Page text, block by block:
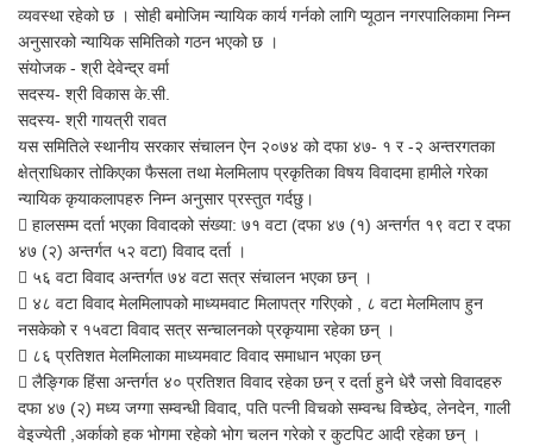
व्यवस्था रहेको छ । सोही बमोजिम न्यायिक कार्य गर्नको लागि प्यूठान नगरपालिकामा निम्न
अनुसारको न्यायिक समितिको गठन भएको छ ।
संयोजक - श्री देवेन्द्र वर्मा
सदस्य- श्री विकास के.सी.
सदस्य- श्री गायत्री रावत
यस समितिले स्थानीय सरकार संचालन ऐन २०७४ को दफा ४७- १ र -२ अन्तरगतका
क्षेत्राधिकार तोकिएका फैसला तथा मेलमिलाप प्रकृतिका विषय विवादमा हामीले गरेका
न्यायिक कृयाकलापहरु निम्न अनुसार प्रस्तुत गर्दछु।
 हालसम्म दर्ता भएका विवादको संख्या: ७१ वटा (दफा ४७ (१) अन्तर्गत १९ वटा र दफा
४७ (२) अन्तर्गत ५२ वटा) विवाद दर्ता ।
 ५६ वटा विवाद अन्तर्गत ७४ वटा सत्र संचालन भएका छन् ।
 ४८ वटा विवाद मेलमिलापको माध्यमवाट मिलापत्र गरिएको , ८ वटा मेलमिलाप हुन
नसकेको र १५वटा विवाद सत्र सन्चालनको प्रकृयामा रहेका छन् ।
 ८६ प्रतिशत मेलमिलाका माध्यमवाट विवाद समाधान भएका छन्
 लैङ्गिक हिंसा अन्तर्गत ४० प्रतिशत विवाद रहेका छन् र दर्ता हुने धेरै जसो विवादहरु
दफा ४७ (२) मध्य जग्गा सम्वन्धी विवाद, पति पत्नी विचको सम्वन्ध विच्छेद, लेनदेन, गाली
वेइज्येती ,अर्काको हक भोगमा रहेको भोग चलन गरेको र कुटपिट आदी रहेका छन् ।